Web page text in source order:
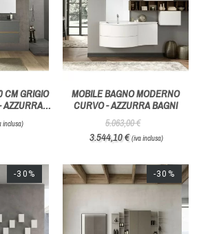
CM GRIGIO
AZZURRA
inclusa)
MOBILE BAGNO MODERNO
CURVO - AZZURRA BAGNI
5.063,00 €
3.544,10 €(iva inclusa)
-30% -30%